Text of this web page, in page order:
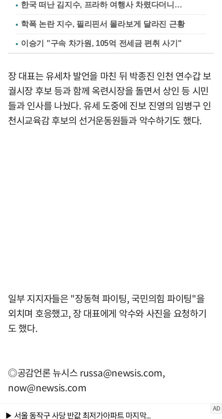
한국 떠난 김지수, 프라하 여행사 차렸다더니…
학폭 논란 지수, 필리핀서 몰라보게 달라진 근황
이승기 "구속 차가원, 105억 전세금 편취 사기"
장 대표는 유세차 발언을 마친 뒤 박종진 인천 연수갑 보
궐시장 후보 등과 함께 옥련시장을 돌면서 상인 등 시민
들과 인사를 나눴다. 유세 도중에 진보 진영의 임병구 인
천시교육감 후보의 선거운동원들과 악수하기도 했다.
일부 지지자들은 "장동혁 파이팅, 국민의힘 파이팅"을
외치며 호응했고, 장 대표에게 악수와 사진을 요청하기
도 했다.
◎공감언론 뉴시스russa@newsis.com,
now@newsis.com